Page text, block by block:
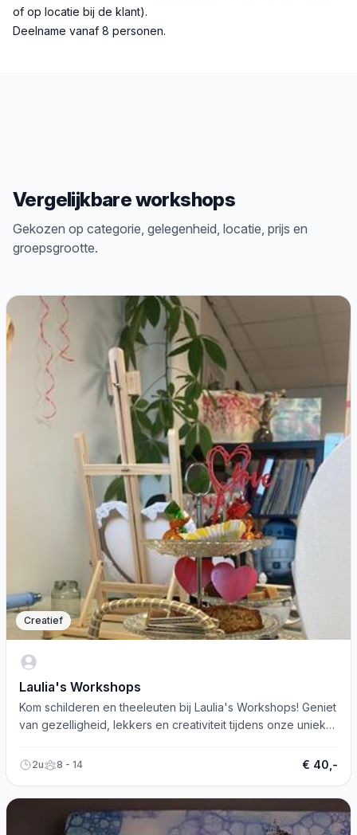
of op locatie bij de klant).
Deelname vanaf 8 personen.
Vergelijkbare workshops
Gekozen op categorie, gelegenheid, locatie, prijs en
groepsgrootte.
Creatief
Laulia's Workshops
Kom schilderen en theeleuten bij Laulia's Workshops! Geniet
van gezelligheid, lekkers en creativiteit tijdens onze unieke
2u 8 - 14 € 40,-